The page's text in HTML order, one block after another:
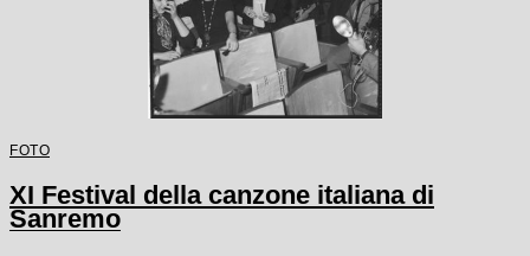
FOTO
XI Festival della canzone italiana di
Sanremo